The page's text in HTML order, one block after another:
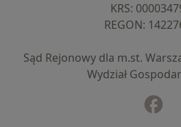
KRS:
REGON:
Sąd Rejonowy dla m.st.
Wydział